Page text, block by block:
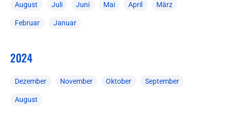
August Juli Juni Mai April März
Februar Januar
2024
Dezember November Oktober September
August